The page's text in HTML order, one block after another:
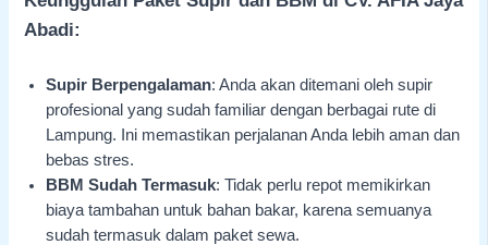
Abadi:
Supir Berpengalaman: Anda akan ditemani oleh supir
profesional yang sudah familiar dengan berbagai rute di
Lampung. Ini memastikan perjalanan Anda lebih aman dan
bebas stres.
BBM Sudah Termasuk: Tidak perlu repot memikirkan
biaya tambahan untuk bahan bakar, karena semuanya
sudah termasuk dalam paket sewa.